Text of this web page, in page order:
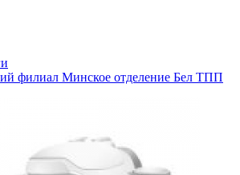
филиал Минское отделение Бел ТПП